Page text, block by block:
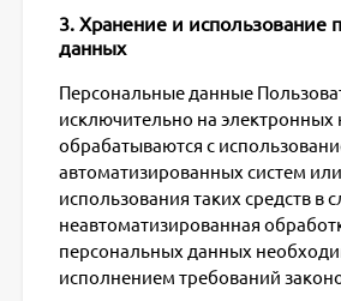
3. Хранение и использование
данных
Персональные данные
исключительно на электронных
обрабатываются с
автоматизированных систем
использования таких средств в
неавтоматизированная
персональных данных
исполнением требований